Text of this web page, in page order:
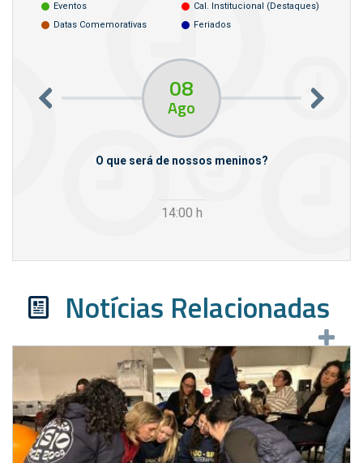
Eventos
Cal. Institucional (destaques)
Datas Comemorativas
Feriados
08
Ago
O que será de nossos meninos?
14:00 h
Notícias Relacionadas